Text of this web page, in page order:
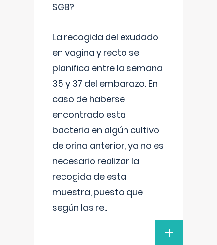
SGB?
La recogida del exudado
en vagina y recto se
planifica entre la semana
35 y 37 del embarazo. En
caso de haberse
encontrado esta
bacteria en algún cultivo
de orina anterior, ya no es
necesario realizar la
recogida de esta
muestra, puesto que
según las re...
+